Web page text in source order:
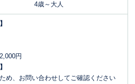
4歳～大人
円
め、お問い合わせしてご確認ください